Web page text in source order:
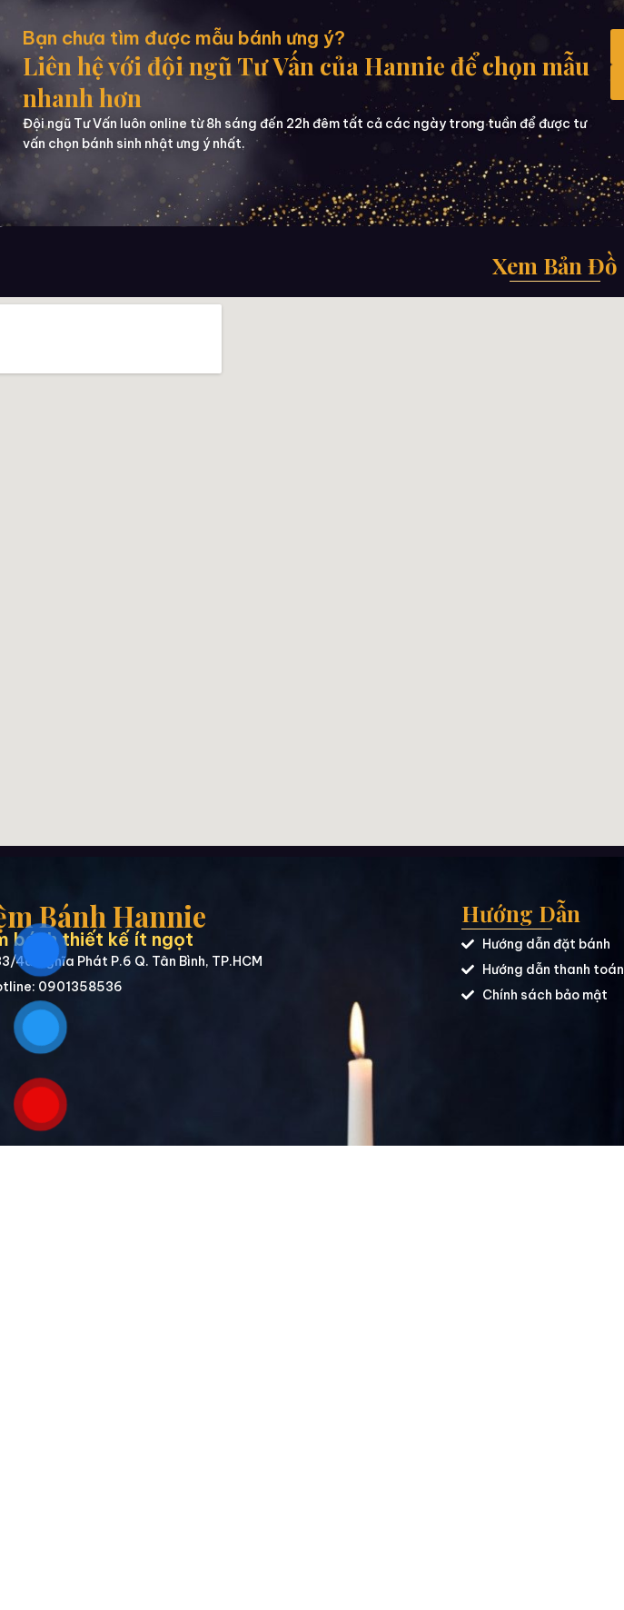
Bạn chưa tìm được mẫu bánh ưng ý?
Liên hệ với đội ngũ Tư Vấn của Hannie để chọn mẫu
nhanh hơn
Đội ngũ Tư Vấn luôn online từ 8h sáng đến 22h đêm tất cả các ngày trong tuần để được tư
vấn chọn bánh sinh nhật ưng ý nhất.
Xem Bản Đồ
Bánh Hannie
bánh thiết kế ít ngọt
4a Nghĩa Phát P.6 Q. Tân Bình, TP.HCM
0901358536
Hướng Dẫn
Hướng dẫn đặt bánh
Hướng dẫn thanh toán
Chính sách bảo mật